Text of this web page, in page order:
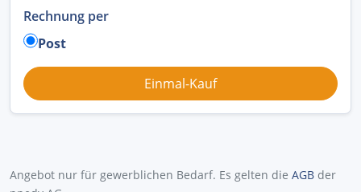
Rechnung per
Post
Angebot nur für gewerblichen Bedarf. Es gelten die AGB der